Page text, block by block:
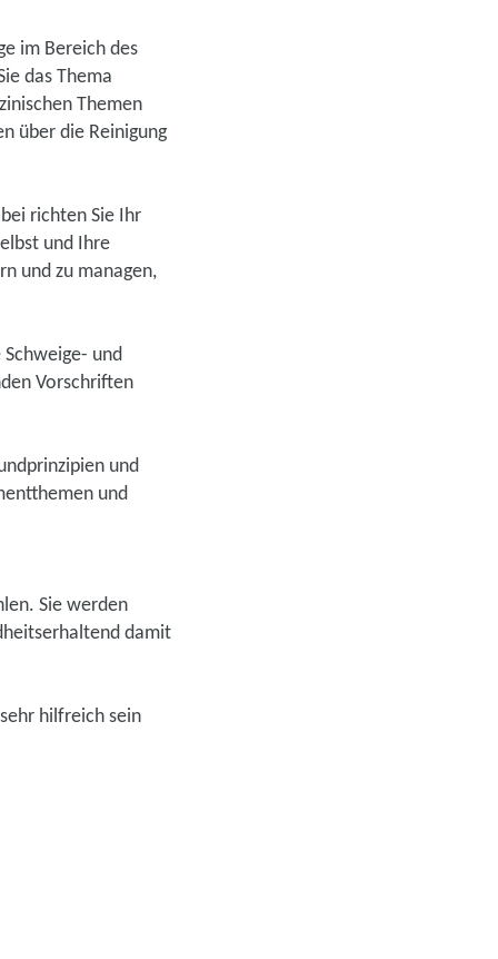
im Bereich des
das Thema
Themen
über die Reinigung
richten Sie Ihr
und Ihre
und zu managen,
und
Vorschriften
und
und
Sie werden
damit
hilfreich sein